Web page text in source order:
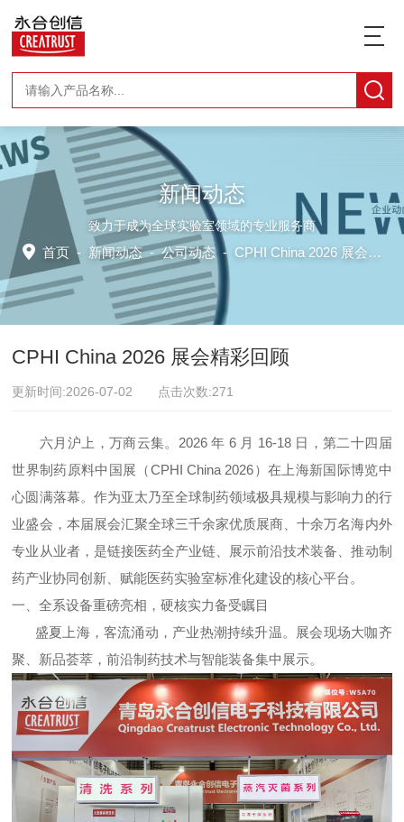
新闻动态
致力于成为全球实验室领域的专业服务商
首页 - 新闻动态-公司动态 - CPHI China 2026 展会精彩回顾
CPHI China 2026 展会精彩回顾
更新时间:2026-07-02 点击次数:271
六月沪上，万商云集。2026 年 6 月 16-18 日，第二十四届
世界制药原料中国展（CPHI China 2026）在上海新国际博览中
心圆满落幕。作为亚太乃至全球制药领域极具规模与影响力的行
业盛会，本届展会汇聚全球三千余家优质展商、十余万名海内外
专业从业者，是链接医药全产业链、展示前沿技术装备、推动制
药产业协同创新、赋能医药实验室标准化建设的核心平台。
一、全系设备重磅亮相，硬核实力备受瞩目
盛夏上海，客流涌动，产业热潮持续升温。展会现场大咖齐
聚、新品荟萃，前沿制药技术与智能装备集中展示。